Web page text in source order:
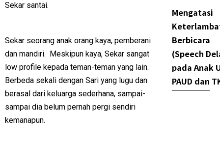
Sekar santai.
Sekar seorang anak orang kaya, pemberani
dan mandiri. Meskipun kaya, Sekar sangat
low profile kepada teman-teman yang lain.
Berbeda sekali dengan Sari yang lugu dan
berasal dari keluarga sederhana, sampai-
sampai dia belum pernah pergi sendiri
kemanapun.
Mengatasi
Berbicara
(Speech
pada Anak
PAUD dan